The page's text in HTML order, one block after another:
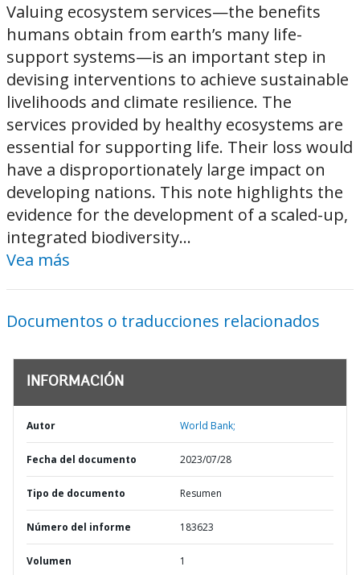
Valuing ecosystem services—the benefits
humans obtain from earth’s many life-
support systems—is an important step in
devising interventions to achieve sustainable
livelihoods and climate resilience. The
services provided by healthy ecosystems are
essential for supporting life. Their loss would
have a disproportionately large impact on
developing nations. This note highlights the
evidence for the development of a scaled-up,
integrated biodiversity...
Vea más
Documentos o traducciones relacionados
INFORMACIÓN
Autor World Bank;
Fecha del documento 2023/07/28
Tipo de documento Resumen
Número del informe 183623
Volumen 1